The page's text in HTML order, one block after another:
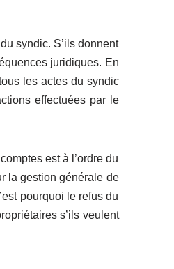
syndic. S’ils donnent
juridiques. En
les actes du syndic
effectuées par le
est à l’ordre du
la gestion générale de
pourquoi le refus du
s’ils veulent